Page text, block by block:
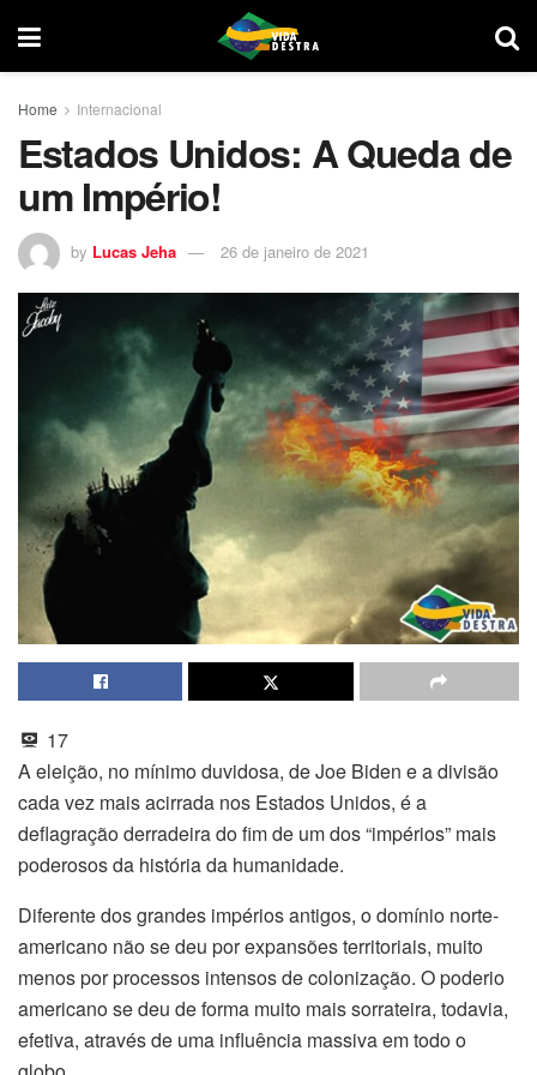
Home Internacional
Estados Unidos: A Queda de
um Império!
by Lucas Jeha 26 de janeiro de 2021
17
A eleição, no mínimo duvidosa, de Joe Biden e a divisão
cada vez mais acirrada nos Estados Unidos, é a
deflagração derradeira do fim de um dos “impérios” mais
poderosos da história da humanidade.
Diferente dos grandes impérios antigos, o domínio norte-
americano não se deu por expansões territoriais, muito
menos por processos intensos de colonização. O poderio
americano se deu de forma muito mais sorrateira, todavia,
efetiva, através de uma influência massiva em todo o